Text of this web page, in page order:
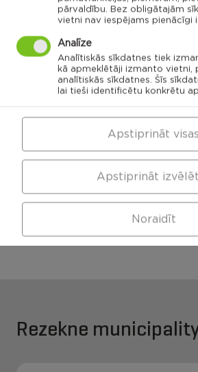
Viļānu apvienības
pārvalde
parish Ozolmuizas civil
Silmalas
pagasts,
Rēzeknes
novads
parish
Pusas civil
parish
Luznavas civil
parish
Ozolaines
pagasts,
Rēzeknes
novads
Makonkalns
Sokolku civil
Vilanu civil
parish
Rezekne
pārvaldību. Bez obligātajām
vietni nav iespējams pienācīgi
Analīze
Analītiskās sīkdatnes tiek
kā apmeklētāji izmanto vietni,
analītiskās sīkdatnes. Šīs
lai tieši identificētu konkrētu
Noraidīt
Apstiprināt
Apstiprināt visas